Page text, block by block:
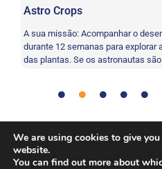
Astro Crops
A sua missão: Acompanhar o
durante 12 semanas para explorar
das plantas. Se os astronautas são
Tag: Coordenação,Endurance,
equipe
We are using cookies to give
website.
You can find out more about